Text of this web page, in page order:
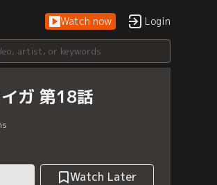
Watch now Login
ガ 第18話
Watch Later